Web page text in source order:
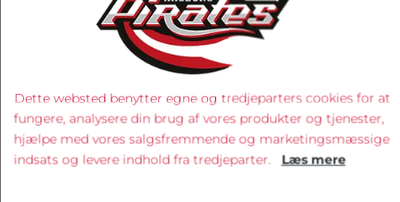
Dette websted benytter egne og tredjeparters cookies for at
fungere, analysere din brug af vores produkter og tjenester,
hjælpe med vores salgsfremmende og marketingsmæssige
indsats og levere indhold fra tredjeparter. Læs mere